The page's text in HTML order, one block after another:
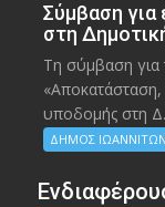
Σύμβαση
στη
Τη σύμβαση
υποδομής στη
ΔΗΜΟΣ ΙΩΑΝΝΙΤΩΝ